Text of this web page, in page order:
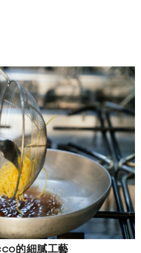
的細膩工藝